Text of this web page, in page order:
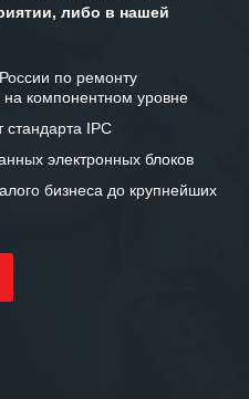
ценим сложившиеся
партнерские
и искренне желаем
компании «555» долгих
и процветания.
либо в нашей
по ремонту
компонентном уровне
IPC
электронных блоков
бизнеса до крупнейших